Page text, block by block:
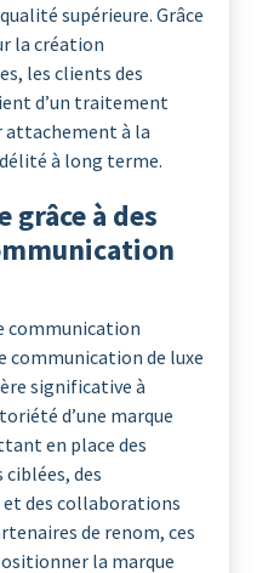
supérieure. Grâce
la création
les clients des
d’un traitement
attachement à la
à long terme.
grâce à des
communication
communication de luxe
significative à
d’une marque
en place des
des
des collaborations
de renom, ces
la marque